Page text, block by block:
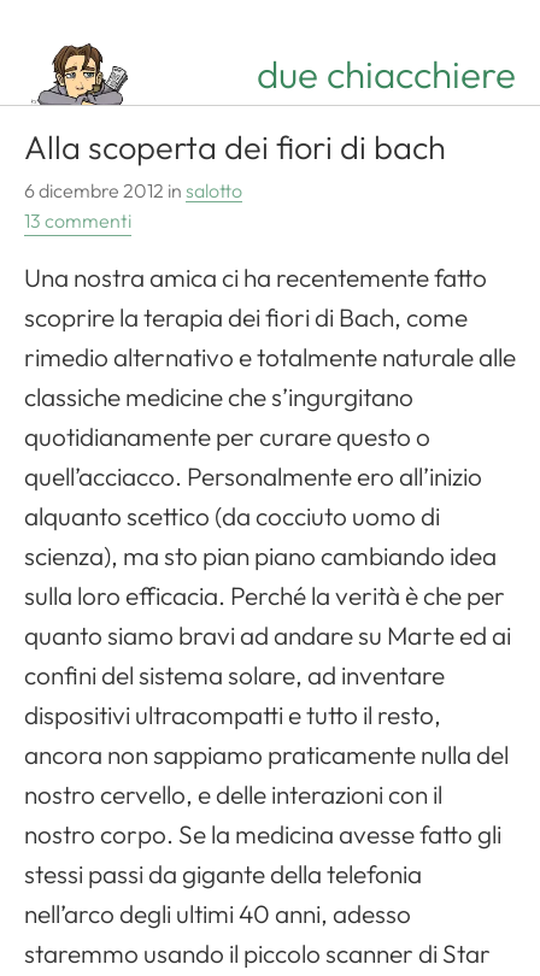
due chiacchiere
Alla scoperta dei fiori di bach
6 dicembre 2012 in salotto
13 commenti
Una nostra amica ci ha recentemente fatto
scoprire la terapia dei fiori di Bach, come
rimedio alternativo e totalmente naturale alle
classiche medicine che s’ingurgitano
quotidianamente per curare questo o
quell’acciacco. Personalmente ero all’inizio
alquanto scettico (da cocciuto uomo di
scienza), ma sto pian piano cambiando idea
sulla loro efficacia. Perché la verità è che per
quanto siamo bravi ad andare su Marte ed ai
confini del sistema solare, ad inventare
dispositivi ultracompatti e tutto il resto,
ancora non sappiamo praticamente nulla del
nostro cervello, e delle interazioni con il
nostro corpo. Se la medicina avesse fatto gli
stessi passi da gigante della telefonia
nell’arco degli ultimi 40 anni, adesso
staremmo usando il piccolo scanner di Star